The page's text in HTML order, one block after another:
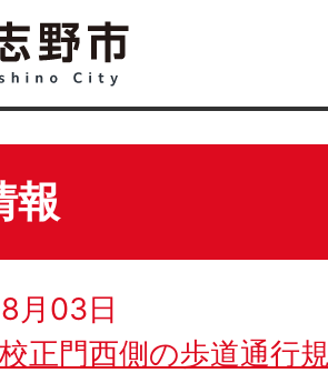
報
月03日
正門西側の歩道通行